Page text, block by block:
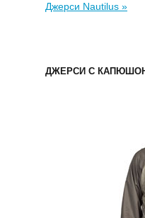
Джерси Nautilus »
ДЖЕРСИ С